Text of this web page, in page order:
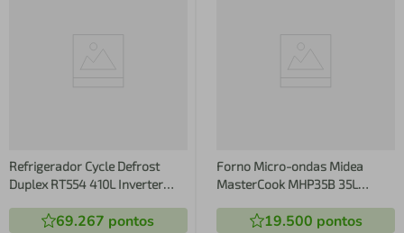
Refrigerador Cycle Defrost
Duplex RT554 410L Inverter
69.267 pontos
Forno Micro-ondas Midea
MasterCook MHP35B 35L
Potência Branco
19.500 pontos